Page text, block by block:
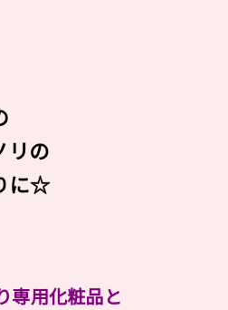
リの
に☆
専用化粧品と